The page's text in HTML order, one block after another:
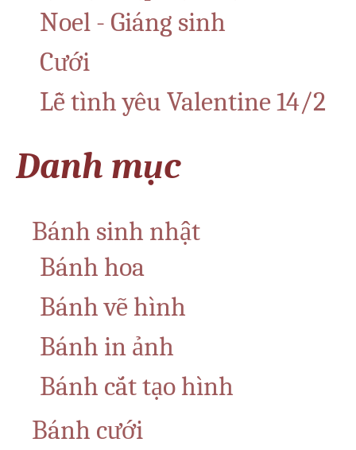
Noel - Giáng sinh
Cưới
Lễ tình yêu Valentine 14/2
Danh mục
Bánh sinh nhật
Bánh hoa
Bánh vẽ hình
Bánh in ảnh
Bánh cắt tạo hình
Bánh cưới